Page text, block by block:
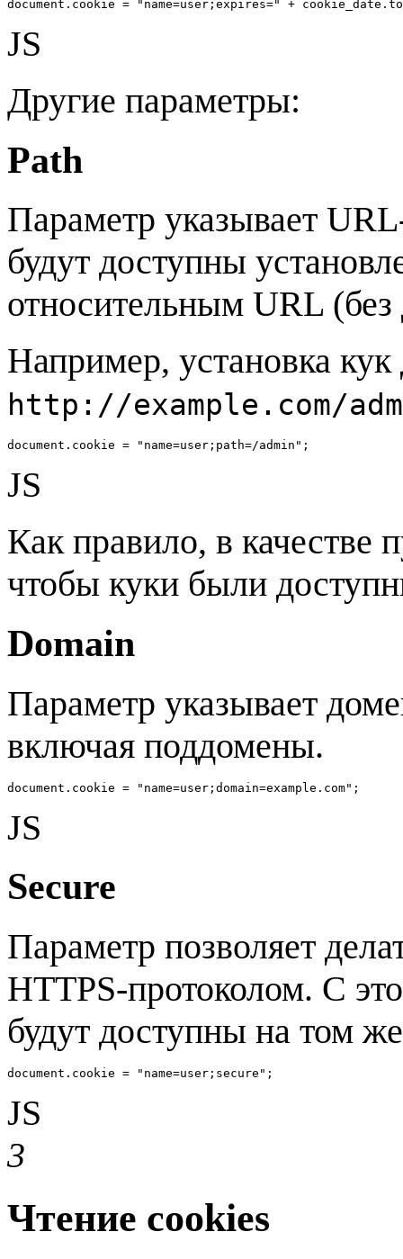
document.cookie = "name=user;expires=" +
JS
Другие параметры:
Path
Параметр указывает
будут доступны
относительным URL
Например, установка
http://example.com/
document.cookie = "name=user;path=/admin";
JS
Как правило, в качестве
чтобы куки были
Domain
Параметр указывает
включая поддомены.
document.cookie = "name=user;domain=example.com";
JS
Secure
Параметр позволяет
HTTPS-протоколом. С
будут доступны на том
document.cookie = "name=user;secure";
JS
3
Чтение cookies